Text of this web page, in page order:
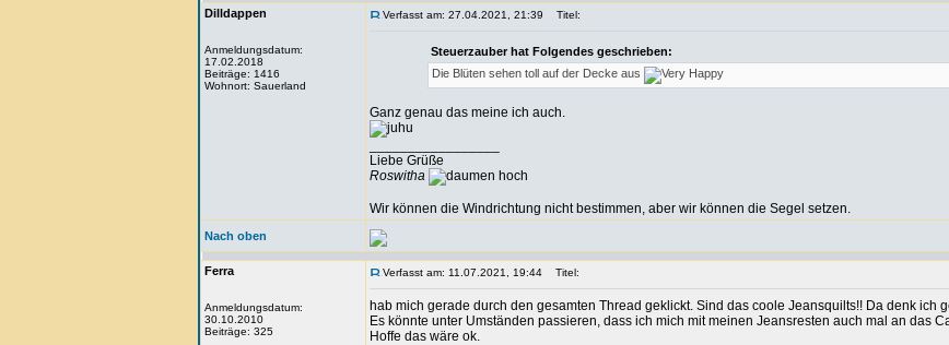
Dilldappen
Anmeldungsdatum:
17.02.2018
Beiträge: 1416
Wohnort: Sauerland
Verfasst am: 27.04.2021, 21:39 Titel:
Steuerzauber hat Folgendes geschrieben:
Die Blüten sehen toll auf der Decke aus
Ganz genau das meine ich auch.
Liebe Grüße
Roswitha
Wir können die Windrichtung nicht bestimmen, aber wir können die Segel setzen.
Nach oben
Ferra
Anmeldungsdatum:
30.10.2010
Beiträge: 325
Verfasst am: 11.07.2021, 19:44 Titel:
hab mich gerade durch den gesamten Thread geklickt. Sind das coole Jeansquilts!! Da denk ich
Es könnte unter Umständen passieren, dass ich mich mit meinen Jeansresten auch mal an das
Hoffe das wäre ok.